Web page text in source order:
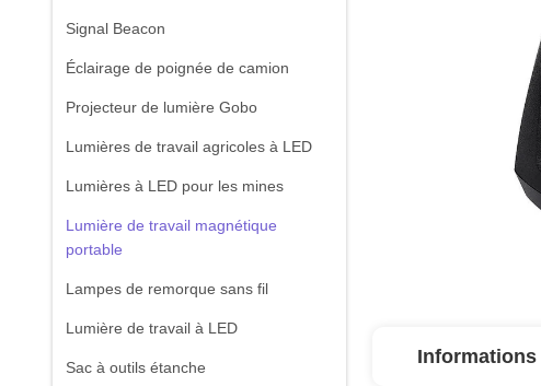
Signal Beacon
Éclairage de poignée de camion
Projecteur de lumière Gobo
Lumières de travail agricoles à LED
Lumières à LED pour les mines
Lumière de travail magnétique
portable
Lampes de remorque sans fil
Lumière de travail à LED
Sac à outils étanche Informations